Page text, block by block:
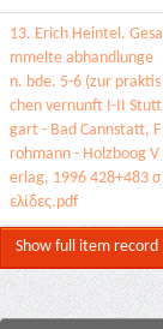
13. Erich Heintel. Gesa
mmelte abhandlunge
n. bde. 5-6 (zur praktis
chen vernunft I-II Stutt
gart - Bad Cannstatt, F
rohmann - Holzboog V
erlag, 1996 428+483 σ
ελίδες.pdf
Show full item record